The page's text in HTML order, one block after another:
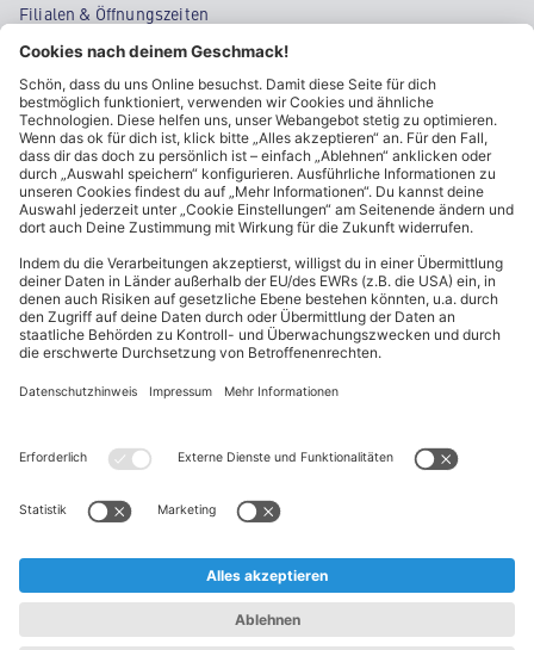
Filialen & Öffnungszeiten
Kontakt
Cookie-Einstellungen
Kundeninformationen
ALDI Nord folgen
* Wir bitten um Beachtung, dass diese Aktionsartikel im
begrenzter Anzahl zur Verfügung stehen. Sie können daher schon
ausverkauft sein.
** Wir bitten um Beachtung, dass diese Artikel nur in begrenzter
Anzahl zur Verfügung stehen. Sie können daher zu bestimmten
Zeiten der Aktion ausverkauft sein.